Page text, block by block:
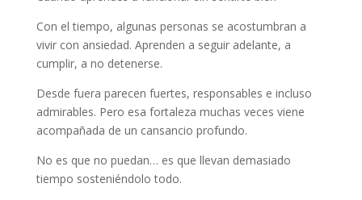
Con el tiempo, algunas personas se acostumbran a
vivir con ansiedad. Aprenden a seguir adelante, a
cumplir, a no detenerse.
Desde fuera parecen fuertes, responsables e incluso
admirables. Pero esa fortaleza muchas veces viene
acompañada de un cansancio profundo.
No es que no puedan… es que llevan demasiado
tiempo sosteniéndolo todo.